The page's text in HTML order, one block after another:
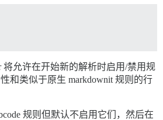
将允许在开始新的解析时启用/禁用规
和类似于原生 markdownit 规则的行
规则但默认不启用它们，然后在